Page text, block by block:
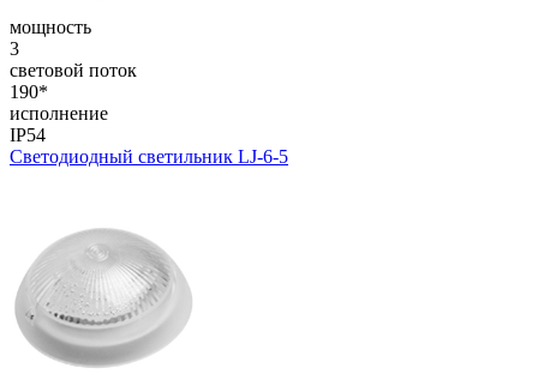
мощность
3
световой поток
190*
исполнение
IP54
Светодиодный светильник LJ-6-5